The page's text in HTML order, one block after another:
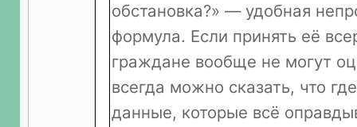
обстановка?» — удобная
формула. Если принять её
граждане вообще не могут
всегда можно сказать, что
данные, которые всё